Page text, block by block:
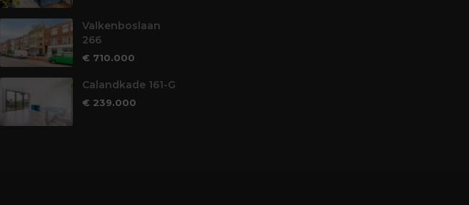
Valkenboslaan
266
€ 710.000
Calandkade 161-G
€ 239.000